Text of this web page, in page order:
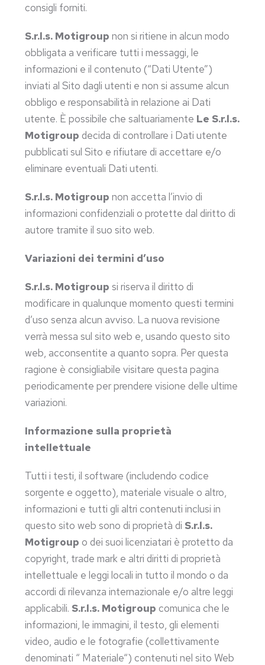
consigli forniti.
S.r.l.s. Motigroupnon si ritiene in alcun modo
obbligata a verificare tutti i messaggi, le
informazioni e il contenuto (“Dati Utente”)
inviati al Sito dagli utenti e non si assume alcun
obbligo e responsabilità in relazione ai Dati
utente. È possibile che saltuariamente Le S.r.l.s.
Motigroupdecida di controllare i Dati utente
pubblicati sul Sito e rifiutare di accettare e/o
eliminare eventuali Dati utenti.
S.r.l.s. Motigroupnon accetta l’invio di
informazioni confidenziali o protette dal diritto di
autore tramite il suo sito web.
Variazioni dei termini d’uso
S.r.l.s. Motigroupsi riserva il diritto di
modificare in qualunque momento questi termini
d’uso senza alcun avviso. La nuova revisione
verrà messa sul sito web e, usando questo sito
web, acconsentite a quanto sopra. Per questa
ragione è consigliabile visitare questa pagina
periodicamente per prendere visione delle ultime
variazioni.
Informazione sulla proprietà
intellettuale
Tutti i testi, il software (includendo codice
sorgente e oggetto), materiale visuale o altro,
informazioni e tutti gli altri contenuti inclusi in
questo sito web sono di proprietà di S.r.l.s.
Motigroupo dei suoi licenziatari è protetto da
copyright, trade mark e altri diritti di proprietà
intellettuale e leggi locali in tutto il mondo o da
accordi di rilevanza internazionale e/o altre leggi
applicabili. S.r.l.s. Motigroupcomunica che le
informazioni, le immagini, il testo, gli elementi
video, audio e le fotografie (collettivamente
denominati “ Materiale“) contenuti nel sito Web